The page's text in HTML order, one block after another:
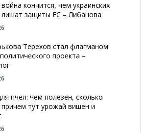
кончится, чем украинских
защиты ЕС – Либанова
Терехов стал флагманом
проекта –
пчел: чем полезен, сколько
причем тут урожай вишен и